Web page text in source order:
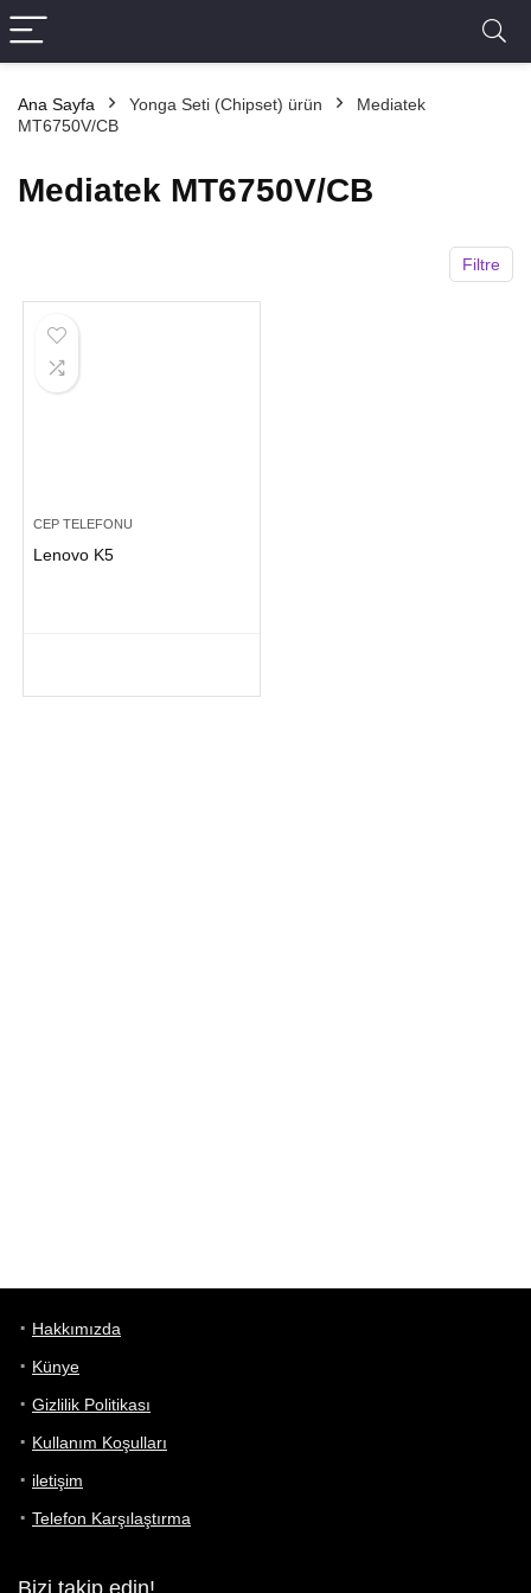
Ana Sayfa Yonga Seti (Chipset) ürün
Mediatek
MT6750V/CB
Mediatek MT6750V/CB
Filtre
CEP TELEFONU
Lenovo K5
Hakkımızda
Künye
Gizlilik Politikası
Kullanım Koşulları
iletişim
Telefon Karşılaştırma